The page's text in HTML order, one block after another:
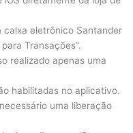
caixa eletrônico Santander
Transações”.
realizado apenas uma
habilitadas no aplicativo.
uma liberação